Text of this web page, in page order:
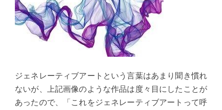
ジェネレーティブアートという言葉はあまり聞き慣れ
ないが、上記画像のような作品は度々目にしたことが
あったので、「これをジェネレーティブアートって呼